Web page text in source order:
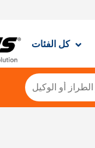
كل الفئات